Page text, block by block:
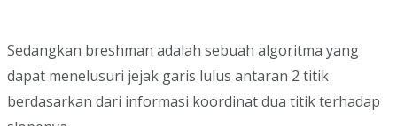
Sedangkan breshman adalah sebuah algoritma yang
dapat menelusuri jejak garis lulus antaran 2 titik
berdasarkan dari informasi koordinat dua titik terhadap